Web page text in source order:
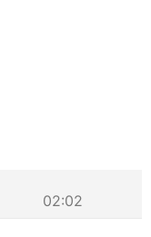
02:02